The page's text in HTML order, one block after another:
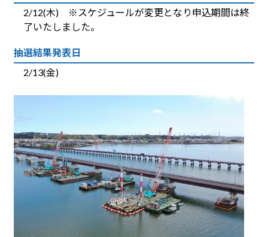
2/12(木) ※スケジュールが変更となり申込期間は終
了いたしました。
抽選結果発表日
2/13(金)